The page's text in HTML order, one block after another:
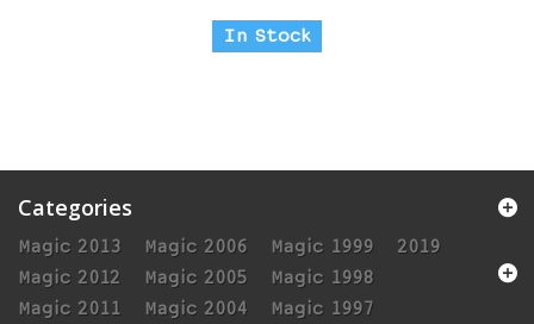
In Stock
Categories
Magic 2013
Magic 2012
Magic 2011
Magic 2006
Magic 2005
Magic 2004
Magic 1999
Magic 1998
Magic 1997
2019